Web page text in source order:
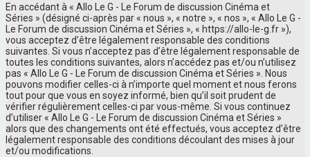
En accédant à « Allo Le G - Le Forum de discussion Cinéma et
Séries » (désigné ci-après par « nous », « notre », « nos », « Allo Le G -
Le Forum de discussion Cinéma et Séries », « https://allo-le-g.fr »),
vous acceptez d’être légalement responsable des conditions
suivantes. Si vous n’acceptez pas d’être légalement responsable de
toutes les conditions suivantes, alors n’accédez pas et/ou n’utilisez
pas « Allo Le G - Le Forum de discussion Cinéma et Séries ». Nous
pouvons modifier celles-ci à n’importe quel moment et nous ferons
tout pour que vous en soyez informé, bien qu’il soit prudent de
vérifier régulièrement celles-ci par vous-même. Si vous continuez
d’utiliser « Allo Le G - Le Forum de discussion Cinéma et Séries »
alors que des changements ont été effectués, vous acceptez d’être
légalement responsable des conditions découlant des mises à jour
et/ou modifications.